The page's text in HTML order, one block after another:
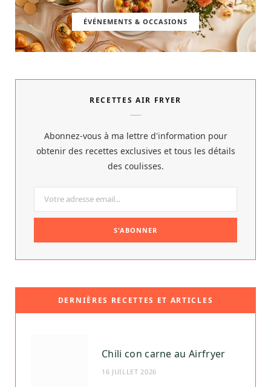
ÉVÉNEMENTS & OCCASIONS
RECETTES AIR FRYER
Abonnez-vous à ma lettre d'information pour
obtenir des recettes exclusives et tous les détails
des coulisses.
DERNIÈRES RECETTES ET ARTICLES
Chili con carne au Airfryer
16 JUILLET 2026